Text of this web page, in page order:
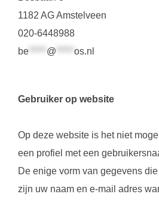
1182 AG Amstelveen
020-6448988
be
@ os.nl
Gebruiker op website
Op deze website is het niet
een profiel met een
De enige vorm van gegevens
zijn uw naam en e-mail adres